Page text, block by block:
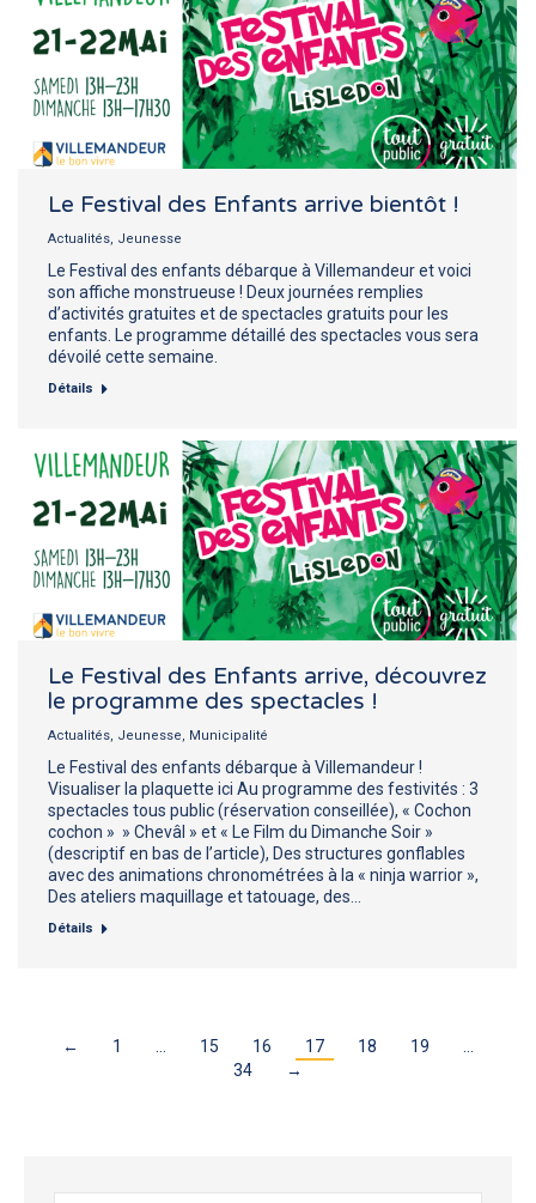
Le Festival des Enfants arrive bientôt !
Actualités, Jeunesse
Le Festival des enfants débarque à Villemandeur et voici
son affiche monstrueuse ! Deux journées remplies
d’activités gratuites et de spectacles gratuits pour les
enfants. Le programme détaillé des spectacles vous sera
dévoilé cette semaine.
Détails
Le Festival des Enfants arrive, découvrez
le programme des spectacles !
Actualités, Jeunesse, Municipalité
Le Festival des enfants débarque à Villemandeur !
Visualiser la plaquette ici Au programme des festivités : 3
spectacles tous public (réservation conseillée), « Cochon
cochon » » Chevâl » et « Le Film du Dimanche Soir »
(descriptif en bas de l’article), Des structures gonflables
avec des animations chronométrées à la « ninja warrior »,
Des ateliers maquillage et tatouage, des…
Détails
← 1 15 16 17 18 19
34
→